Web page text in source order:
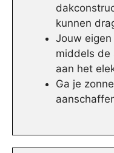
kunnen
Jouw
middels de
aan het
Ga je